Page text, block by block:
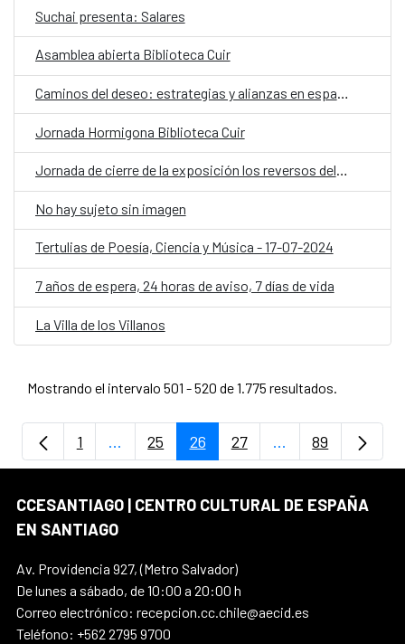
Suchai presenta: Salares
Asamblea abierta Biblioteca Cuir
Caminos del deseo: estrategias y alianzas en espacios culturales no-institucionales
Jornada Hormigona Biblioteca Cuir
Jornada de cierre de la exposición los reversos del saqueo: Momificación
No hay sujeto sin imagen
Tertulias de Poesía, Ciencia y Música - 17-07-2024
7 años de espera, 24 horas de aviso, 7 días de vida
La Villa de los Villanos
Mostrando el intervalo 501 - 520 de 1.775 resultados.
Página
1 ...Páginas intermedias Use TAB para
Página
25 Página
26 Página
27 ...PáginasPágina
89
CCESANTIAGO | CENTRO CULTURAL DE ESPAÑA
EN SANTIAGO
Av. Providencia 927, (Metro Salvador)
De lunes a sábado, de 10:00 a 20:00 h
Correo electrónico: recepcion.cc.chile@aecid.es
Teléfono: +562 2795 9700